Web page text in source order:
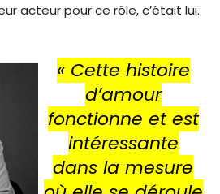
acteur pour ce rôle, c’était lui.
« Cette histoire
d’amour
fonctionne et est
intéressante
dans la mesure